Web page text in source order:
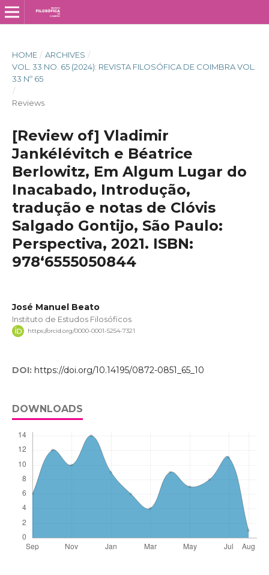
HOME / ARCHIVES /
VOL. 33 NO. 65 (2024): REVISTA FILOSÓFICA DE COIMBRA VOL.
33 Nº 65
/
Reviews
[Review of] Vladimir
Jankélévitch e Béatrice
Berlowitz, Em Algum Lugar do
Inacabado, Introdução,
tradução e notas de Clóvis
Salgado Gontijo, São Paulo:
Perspectiva, 2021. ISBN:
978‘6555050844
José Manuel Beato
Instituto de Estudos Filosóficos
https://orcid.org/0000-0001-5254-7321
DOI: https://doi.org/10.14195/0872-0851_65_10
DOWNLOADS